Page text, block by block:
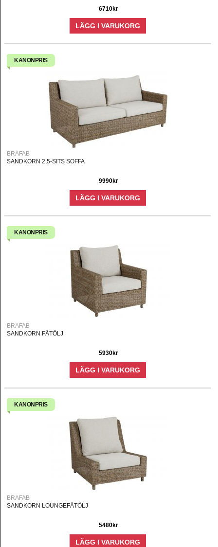
6710kr
LÄGG I VARUKORG
KANONPRIS
BRAFAB
SANDKORN 2,5-SITS SOFFA
9990kr
LÄGG I VARUKORG
KANONPRIS
BRAFAB
SANDKORN FÅTÖLJ
5930kr
LÄGG I VARUKORG
KANONPRIS
BRAFAB
SANDKORN LOUNGEFÅTÖLJ
5480kr
LÄGG I VARUKORG